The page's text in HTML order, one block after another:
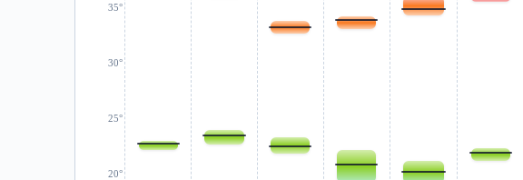
20°
25°
30°
35°